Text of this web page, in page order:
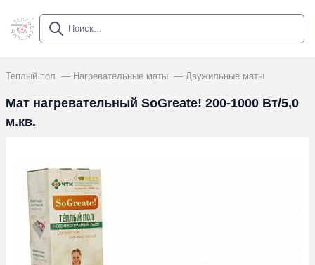
Теплый пол Нагревательные маты Двужильные маты
Мат нагревательный SoGreate! 200-1000 Вт/5,0
м.кв.